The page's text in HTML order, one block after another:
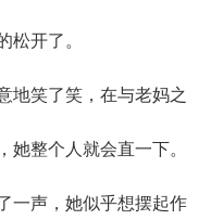
松开了。
笑了笑，在与老妈之
她整个人就会直一下。
声，她似乎想摆起作